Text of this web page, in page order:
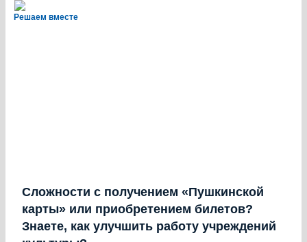
Решаем вместе
Сложности с получением «Пушкинской
карты» или приобретением билетов?
Знаете, как улучшить работу учреждений